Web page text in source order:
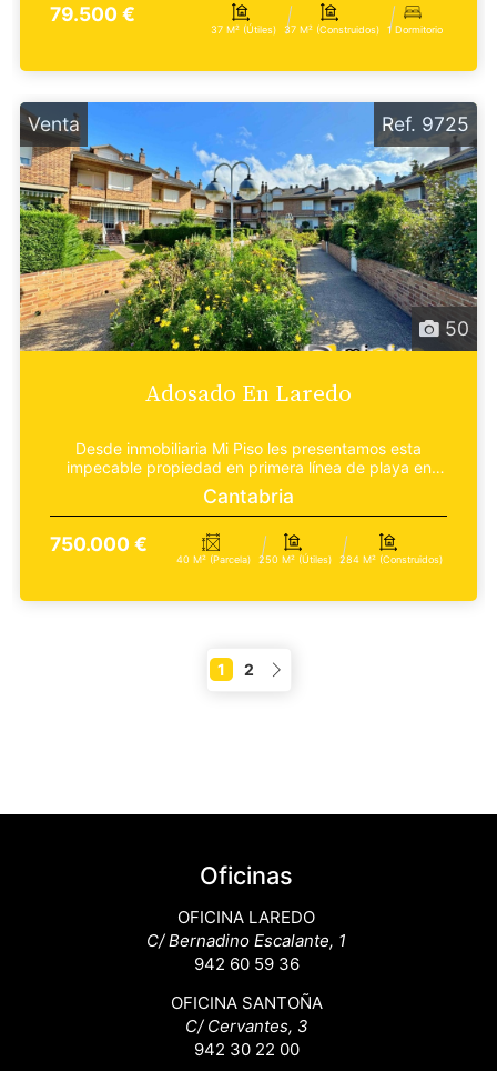
79.500 €
37 M² (útiles) 37 M² (construidos) 1 Dormitorio
Venta
50
Ref. 9725
Adosado En Laredo
Desde inmobiliaria Mi Piso les presentamos esta
impecable propiedad en primera línea de playa en
Laredo....
Cantabria
750.000 €
40 M² (parcela) 250 M² (útiles) 284 M² (construidos)
1 2
Oficinas
OFICINA LAREDO
C/ Bernadino Escalante, 1
942 60 59 36
OFICINA SANTOÑA
C/ Cervantes, 3
942 30 22 00